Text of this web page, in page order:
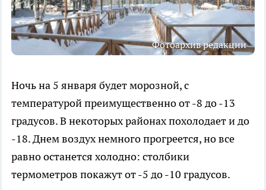
Фотоархив редакции
Ночь на 5 января будет морозной, с
температурой преимущественно от -8 до -13
градусов. В некоторых районах похолодает и до
-18. Днем воздух немного прогреется, но все
равно останется холодно: столбики
термометров покажут от -5 до -10 градусов.